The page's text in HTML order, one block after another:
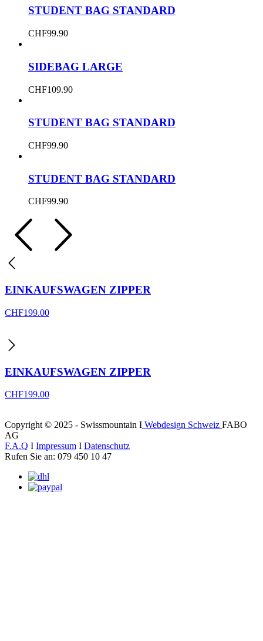
STUDENT BAG STANDARD
CHF99.90
SIDEBAG LARGE
CHF109.90
STUDENT BAG STANDARD
CHF99.90
STUDENT BAG STANDARD
CHF99.90
EINKAUFSWAGEN ZIPPER
CHF199.00
EINKAUFSWAGEN ZIPPER
CHF199.00
Copyright © 2025 - Swissmountain I Webdesign Schweiz FABO
AG
F.A.Q I Impressum I Datenschutz
Rufen Sie an: 079 450 10 47